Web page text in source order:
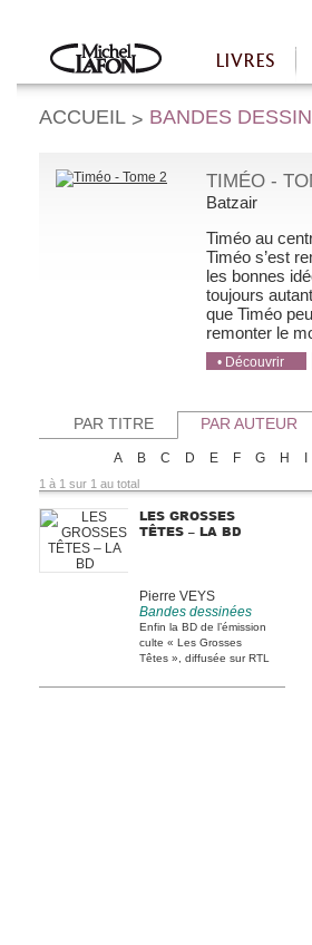
Accueil
LIVRES
ACCUEIL > BANDES
TIMÉO -
Batzair
Timéo au
Timéo s’est
les bonnes
toujours
que Timéo
remonter le
• Découvrir
• Acheter
PAR TITRE PAR AUTEUR
A B C D E F G H
1 à 1 sur 1 au total
LES GROSSES
TÊTES – LA BD
Pierre VEYS
Bandes dessinées
Enfin la BD de l’émission
culte « Les Grosses
Têtes », diffusée sur RTL